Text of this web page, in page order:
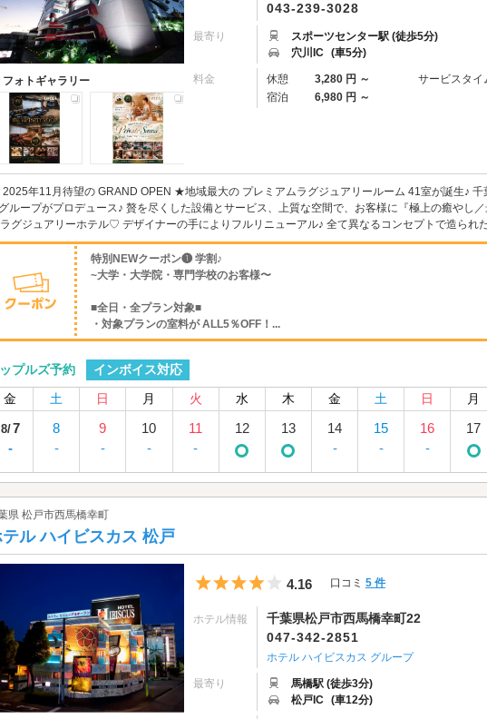
フォトギャラリー
043-239-3028
最寄り
スポーツセンター駅 (徒歩5分)
穴川IC (車5分)
料金 休憩 3,280 円 ～ サービスタイ
宿泊
6,980 円 ～
年11月待望の GRAND OPEN ★地域最大の プレミアムラグジュアリールーム 41室が誕生♪ 千
ループがプロデュース♪ 贅を尽くした設備とサービス、上質な空間で、お客様に『極上の癒やし
グジュアリーホテル♡ デザイナーの手によりフルリニューアル♪ 全て異なるコンセプトで造られ
特別NEWクーポン❶ 学割♪
~大学・大学院・専門学校のお客様〜
■全日・全プラン対象■
・対象プランの室料が ALL5％OFF！...
プルズ予約
インボイス対応
金
土 日 月 火 水 木 金 土 日 月
8/7
-
8
-
9
-
10
-
11
-
12 13
14
-
15
-
16
-
17
県 松戸市西馬橋幸町
ル ハイビスカス 松戸
5つ星のうち4
4.16 口コミ 5 件
ホテル情報
千葉県松戸市西馬橋幸町22
047-342-2851
ホテル ハイビスカス グループ
最寄り
馬橋駅 (徒歩3分)
松戸IC (車12分)